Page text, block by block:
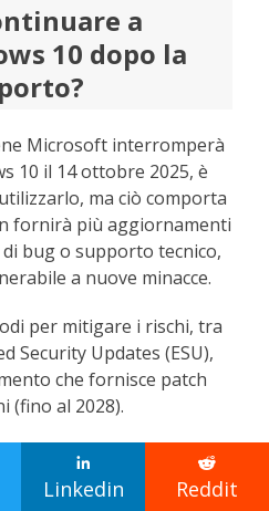

Linkedin

Reddit
a
10 dopo la
Microsoft interromperà
10 il 14 ottobre 2025, è
ma ciò comporta
fornirà più aggiornamenti
bug o supporto tecnico,
a nuove minacce.
per mitigare i rischi, tra
Security Updates (ESU),
che fornisce patch
(fino al 2028).
Windows 10 è la scelta
per la sua stabilità e